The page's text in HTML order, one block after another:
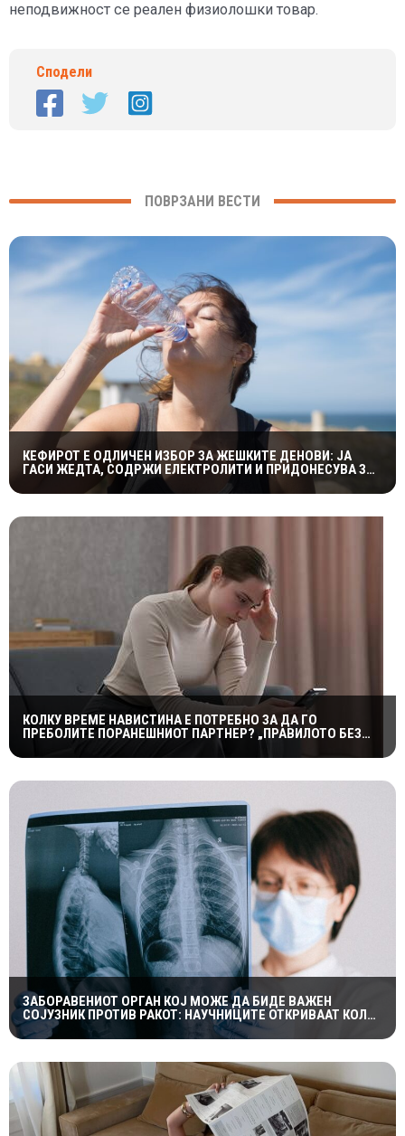
неподвижност се реален физиолошки товар.
Сподели
ПОВРЗАНИ ВЕСТИ
КЕФИРОТ Е ОДЛИЧЕН ИЗБОР ЗА ЖЕШКИТЕ ДЕНОВИ: ЈА
ГАСИ ЖЕДТА, СОДРЖИ ЕЛЕКТРОЛИТИ И ПРИДОНЕСУВА ЗА
ЗДРАВА ДИГЕСТИЈА
КОЛКУ ВРЕМЕ НАВИСТИНА Е ПОТРЕБНО ЗА ДА ГО
ПРЕБОЛИТЕ ПОРАНЕШНИОТ ПАРТНЕР? „ПРАВИЛОТО БЕЗ
КОНТАКТ“ НЕ Е МАГИЧНА ФОРМУЛА
ЗАБОРАВЕНИОТ ОРГАН КОЈ МОЖЕ ДА БИДЕ ВАЖЕН
СОЈУЗНИК ПРОТИВ РАКОТ: НАУЧНИЦИТЕ ОТКРИВААТ КОЛКУ
Е ЗНАЧАЕН ТИМУСОТ